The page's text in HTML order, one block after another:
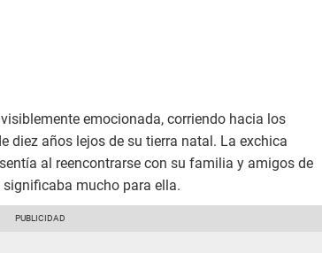
emocionada, corriendo hacia los
diez años lejos de su tierra natal. La exchica
al reencontrarse con su familia y amigos de
mucho para ella.